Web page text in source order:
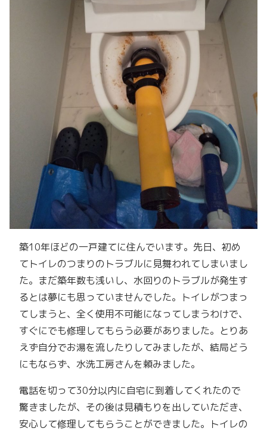
築10年ほどの一戸建てに住んでいます。先日、初め
てトイレのつまりのトラブルに見舞われてしまいまし
た。まだ築年数も浅いし、水回りのトラブルが発生す
るとは夢にも思っていませんでした。トイレがつまっ
てしまうと、全く使用不可能になってしまうわけで、
すぐにでも修理してもらう必要がありました。とりあ
えず自分でお湯を流したりしてみましたが、結局どう
にもならず、水洗工房さんを頼みました。
電話を切って30分以内に自宅に到着してくれたので
驚きましたが、その後は見積もりを出していただき、
安心して修理してもらうことができました。トイレの